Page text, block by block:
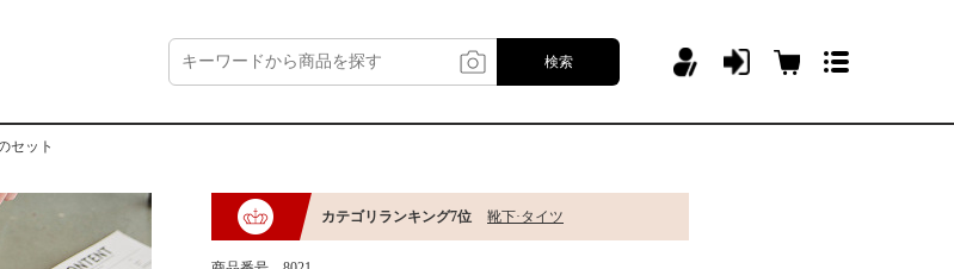
検索
セット
カテゴリランキング7位 靴下·タイツ